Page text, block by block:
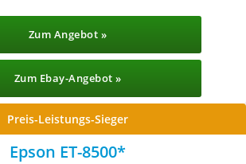
Zum Angebot »
Zum Ebay-Angebot »
Preis-Leistungs-Sieger
Epson ET-8500